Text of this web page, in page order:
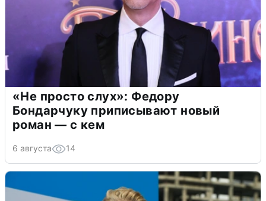
«Не просто слух»: Федору
Бондарчуку приписывают новый
роман — с кем
6 августа 14